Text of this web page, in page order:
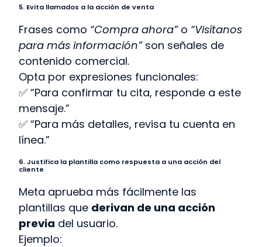
5. Evita llamados a la acción de venta
Frases como “Compra ahora”o “Visítanos
para más información”son señales de
contenido comercial.
Opta por expresiones funcionales:
✅ “Para confirmar tu cita, responde a este
mensaje.”
✅ “Para más detalles, revisa tu cuenta en
línea.”
6. Justifica la plantilla como respuesta a una acción del
cliente
Meta aprueba más fácilmente las
plantillas que derivan de una acción
previa del usuario.
Ejemplo: